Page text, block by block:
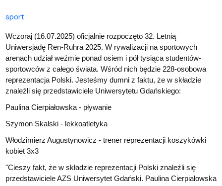
sport
Wczoraj (16.07.2025) oficjalnie rozpoczęto 32. Letnią
Uniwersjadę Ren-Ruhra 2025. W rywalizacji na sportowych
arenach udział weźmie ponad osiem i pół tysiąca studentów-
sportowców z całego świata. Wśród nich będzie 228-osobowa
reprezentacja Polski. Jesteśmy dumni z faktu, że w składzie
znaleźli się przedstawiciele Uniwersytetu Gdańskiego:
Paulina Cierpiałowska - pływanie
Szymon Skalski - lekkoatletyka
Włodzimierz Augustynowicz - trener reprezentacji koszykówki
kobiet 3x3
"Cieszy fakt, że w składzie reprezentacji Polski znaleźli się
przedstawiciele AZS Uniwersytet Gdański. Paulina Cierpiałowska